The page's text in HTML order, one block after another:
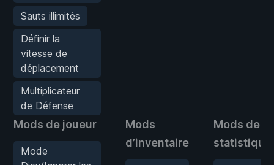
Sauts illimités
Définir la
vitesse de
déplacement
Multiplicateur
de Défense
Mods de joueur
Mode
Mods
d’inventaire
Mods de